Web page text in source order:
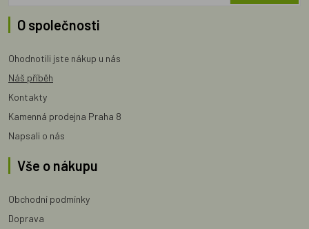
O společnosti
Ohodnotili jste nákup u nás
Náš příběh
Kontakty
Kamenná prodejna Praha 8
Napsali o nás
Vše o nákupu
Obchodní podmínky
Doprava